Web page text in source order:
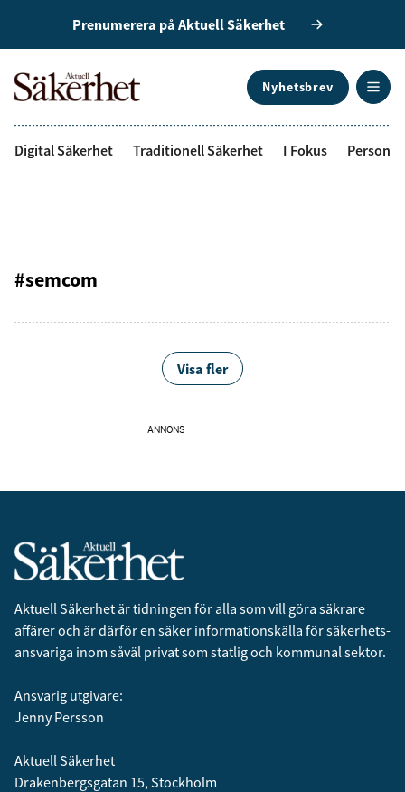
Prenumerera på Aktuell Säkerhet
Nyhetsbrev
Digital Säkerhet Traditionell Säkerhet I Fokus
#semcom
Visa fler
ANNONS
Aktuell Säkerhet är tidningen för alla som vill göra säkrare
affärer och är därför en säker informationskälla för säkerhets­
ansvariga inom såväl privat som statlig och kommunal sektor.
Ansvarig utgivare:
Jenny Persson
Aktuell Säkerhet
Drakenbergsgatan 15, Stockholm